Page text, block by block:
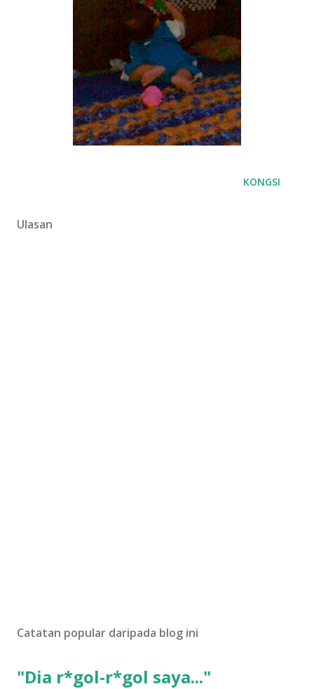
KONGSI
Ulasan
Catatan popular daripada blog ini
"Dia r*gol-r*gol saya..."